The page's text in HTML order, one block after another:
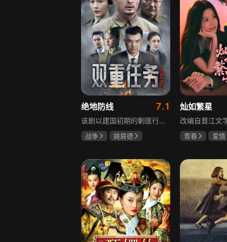
绝地防线 7.1
该剧以建国初期的剿匪行动为背景，讲述中国人民解放军西线小分队追击黑山寺国民党残部的故事。小分队在执行任务过程中，严格遵照上级指示，既要完成军事目标，又全力保护沿途百姓的生命财产安全，同时对残部人员采取劝降与救治相结合的策略。最终，小分队成功控制了区域内的疫情，救出了愿意投诚的士兵，圆满完成了剿匪解救任务，展现了解放军的优良作风与使命担当。
战争
姚居德
灿如繁星
青春
爱情